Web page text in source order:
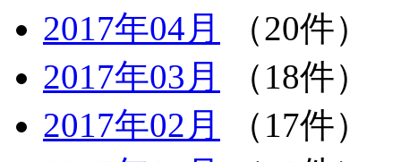
2017年04月
（20件）
2017年03月
（18件）
2017年02月
（17件）